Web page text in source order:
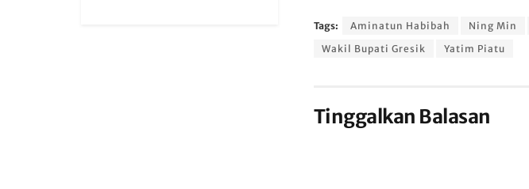
Tags: Aminatun Habibah Ning Min
Wakil Bupati Gresik
Yatim Piatu
Tinggalkan Balasan